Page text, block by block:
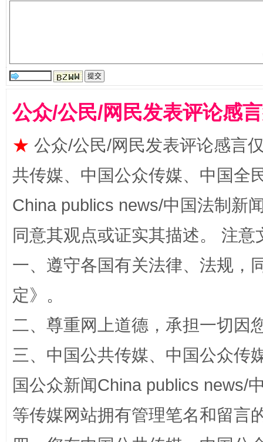
国家大学科技园优化重塑工作
扯下公款旅游的“隐身衣” 如何以
公众/公民/网民发表评论感
★ 公众/公民/网民发表评论感言
共传媒、中国公众传媒、中国全
China publics news/中国法制新
同意其观点或证实其描述。 注
一、遵守各国有关法律、法规，
定》。
二、尊重网上道德，承担一切因
三、中国公共传媒、中国公众传
国公众新闻China publics news/
等传媒网站拥有管理笔名和留言